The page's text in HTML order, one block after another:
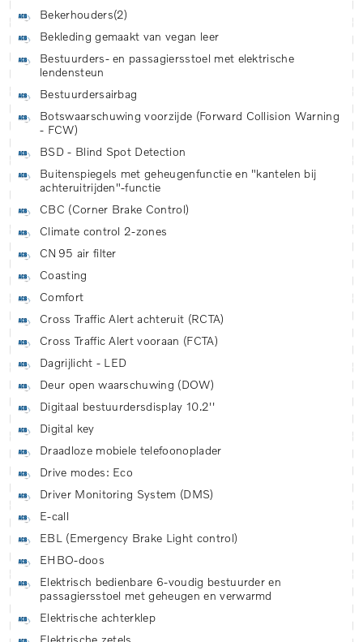
Bekerhouders(2)
Bekleding gemaakt van vegan leer
Bestuurders- en passagiersstoel met elektrische
lendensteun
Bestuurdersairbag
Botswaarschuwing voorzijde (Forward Collision Warning
- FCW)
BSD - Blind Spot Detection
Buitenspiegels met geheugenfunctie en "kantelen bij
achteruitrijden"-functie
CBC (Corner Brake Control)
Climate control 2-zones
CN95 air filter
Coasting
Comfort
Cross Traffic Alert achteruit (RCTA)
Cross Traffic Alert vooraan (FCTA)
Dagrijlicht - LED
Deur open waarschuwing (DOW)
Digitaal bestuurdersdisplay 10.2''
Digital key
Draadloze mobiele telefoonoplader
Drive modes: Eco
Driver Monitoring System (DMS)
E-call
EBL (Emergency Brake Light control)
EHBO-doos
Elektrisch bedienbare 6-voudig bestuurder en
passagiersstoel met geheugen en verwarmd
Elektrische achterklep
Elektrische zetels